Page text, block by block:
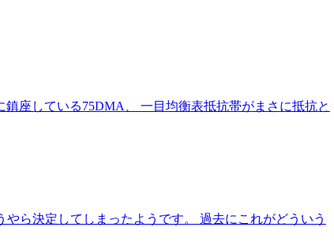
座している75DMA、 一目均衡表抵抗帯がまさに抵抗と
ら決定してしまったようです。 過去にこれがどういう